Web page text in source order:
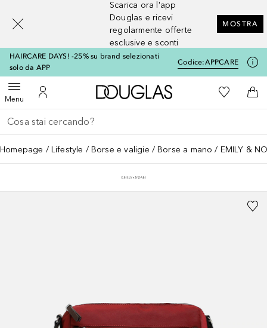
Scarica ora l'app
Douglas e ricevi
regolarmente offerte
esclusive e sconti
MOSTRA
HAIRCARE DAYS! -25% su brand selezionati
solo da APP
Codice:APPCARE
MenuApri menuAl Mio Account
A Douglas HomeAlla Mia
Al
Torna indietro
Esegui ricerca
Homepage Lifestyle Borse e valigie Borse a mano EMILY &
[navigation.slideout.screenreader]